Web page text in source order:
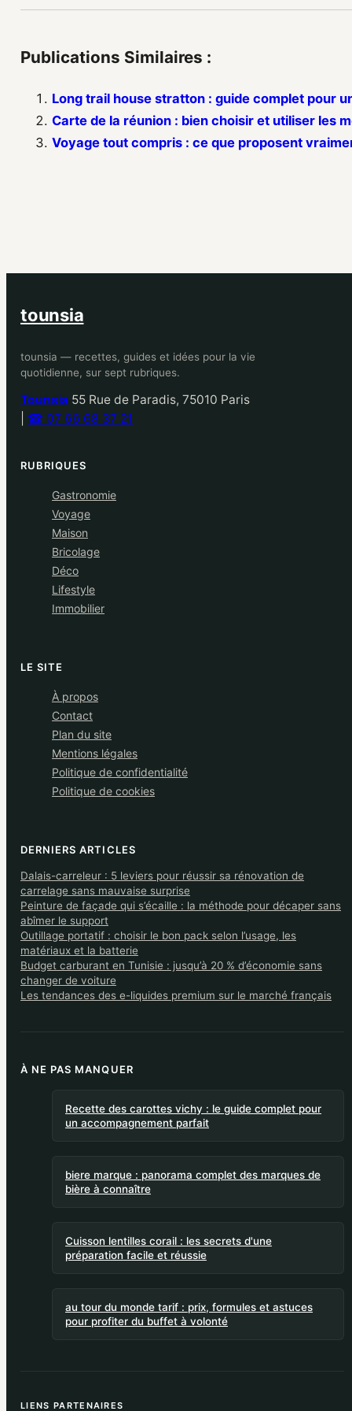
Publications Similaires :
Long trail house stratton : guide complet pour
Carte de la réunion : bien choisir et utiliser les
Voyage tout compris : ce que proposent
tounsia
tounsia — recettes, guides et idées pour la vie
quotidienne, sur sept rubriques.
Tounsia 55 Rue de Paradis, 75010 Paris
☎ 07 66 68 37 21
RUBRIQUES
Gastronomie
Voyage
Maison
Bricolage
Déco
Lifestyle
Immobilier
LE SITE
À propos
Contact
Plan du site
Mentions légales
Politique de confidentialité
Politique de cookies
DERNIERS ARTICLES
Dalais-carreleur : 5 leviers pour réussir sa rénovation de
carrelage sans mauvaise surprise
Peinture de façade qui s’écaille : la méthode pour décaper sans
abîmer le support
Outillage portatif : choisir le bon pack selon l’usage, les
matériaux et la batterie
Budget carburant en Tunisie : jusqu’à 20 % d’économie sans
changer de voiture
Les tendances des e-liquides premium sur le marché français
À NE PAS MANQUER
Recette des carottes vichy : le guide complet pour
un accompagnement parfait
biere marque : panorama complet des marques de
bière à connaître
Cuisson lentilles corail : les secrets d'une
préparation facile et réussie
au tour du monde tarif : prix, formules et astuces
pour profiter du buffet à volonté
LIENS PARTENAIRES